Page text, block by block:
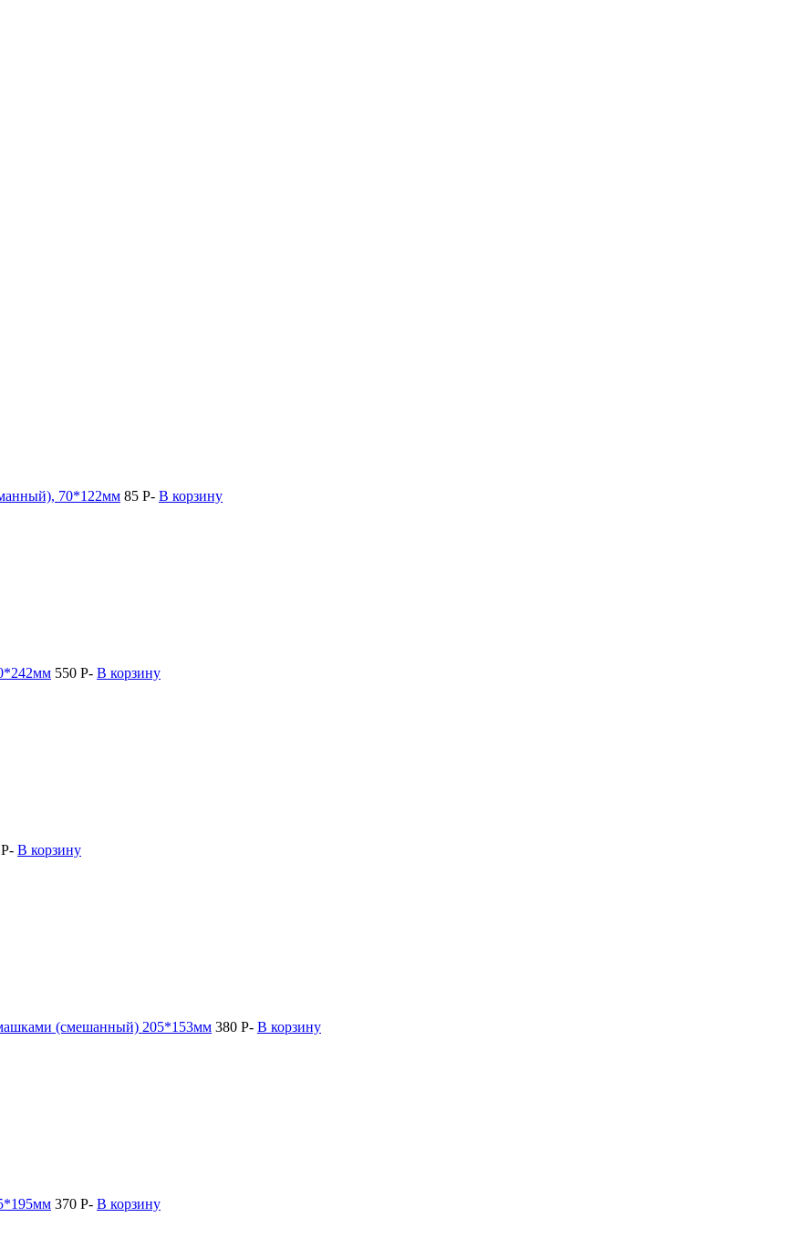
70*122мм 85 Р- В корзину
550 Р- В корзину
Р- В корзину
(смешанный) 205*153мм 380 Р- В корзину
370 Р- В корзину